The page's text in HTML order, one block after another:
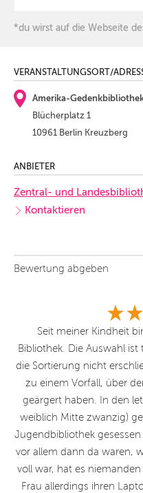
*du wirst auf die Webseite
VERANSTALTUNGSORT/
Amerika-
Blücherplatz 1
10961 Berlin Kreuzberg
ANBIETER
Zentral- und
Kontaktieren
Bewertung abgeben
Seit meiner Kindheit
Bibliothek. Die Auswahl
die Sortierung nicht
zu einem Vorfall, über
geärgert haben. In den
weiblich Mitte zwanzig)
Jugendbibliothek
vor allem dann da waren,
voll war, hat es
Frau allerdings ihren